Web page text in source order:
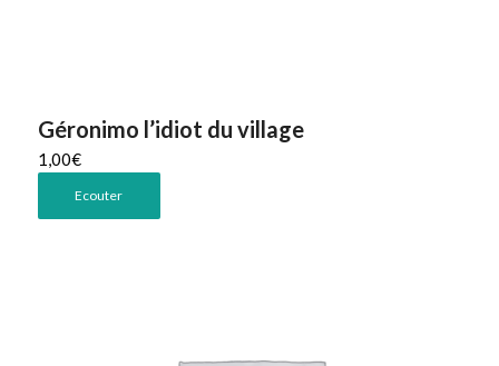
Géronimo l’idiot du village
1,00€
Ecouter